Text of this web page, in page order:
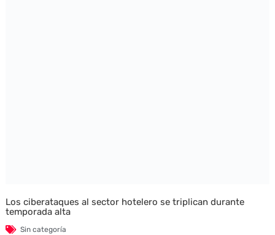
Los ciberataques al sector hotelero se triplican durante
temporada alta
Sin categoría